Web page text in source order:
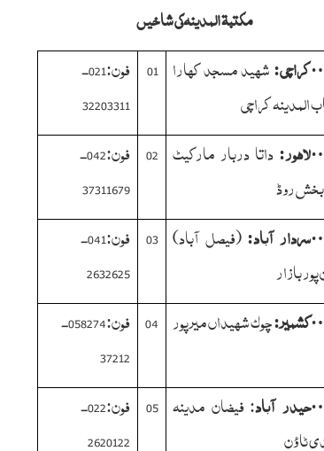
مکتبۃ المدینہ کی شاخیں
کراچی:شہید مسجد کھارا
المدینہ کراچی
01
فون:021-
32203311
لاھور: داتا دربار مارکیٹ
روڈ
02
فون:042-
37311679
سردار آباد: (فیصل آباد)
بازار
03
فون:041-
2632625
کشمیر:چوک شہیداں میر پور 04
فون:058274-
37212
حیدر آباد: فیضان مدینہ
ٹاؤن
05
فون:022-
2620122